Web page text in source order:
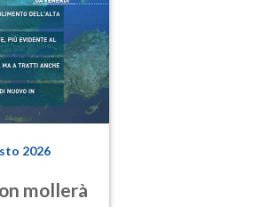
2026
mollerà